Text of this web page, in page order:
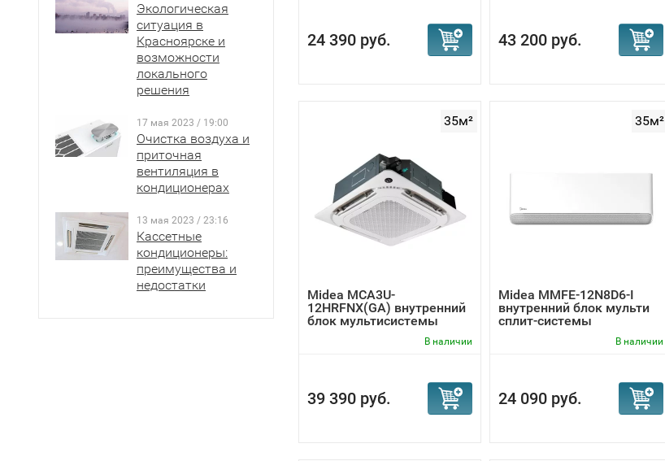
Экологическая
ситуация в
Красноярске и
возможности
локального
решения
17 мая 2023 / 19:00
Очистка воздуха и
приточная
вентиляция в
кондиционерах
13 мая 2023 / 23:16
Кассетные
кондиционеры:
преимущества и
недостатки
24 390 руб. 43 200 руб.
35м²
Midea MCA3U-
12HRFNX(GA) внутренний
блок мультисистемы
В наличии
39 390 руб.
35м²
Midea MMFE-12N8D6-I
внутренний блок мульти
сплит-системы
В наличии
24 090 руб.